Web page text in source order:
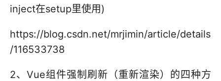
inject在setup里使用)
https://blog.csdn.net/mrjimin/article/details
/116533738
2、Vue组件强制刷新（重新渲染）的四种方